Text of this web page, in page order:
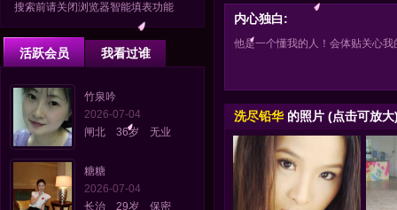
搜索前请关闭浏览器智能填表功能
活跃会员 我看过谁
竹泉吟
2026-07-04
闸北 36岁 无业
糖糖
2026-07-04
长治 29岁 保密
内心独白:
他是一个懂我的人！会体贴关心我
洗尽铅华的照片 (点击可放大